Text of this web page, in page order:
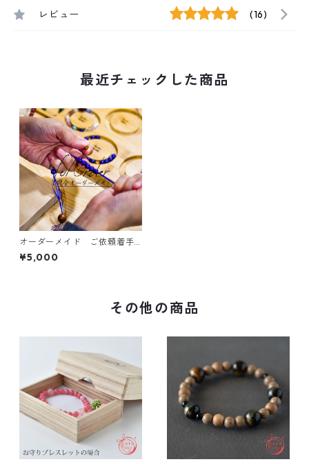
レビュー (16)
最近チェックした商品
オーダーメイド ご依頼着手
金 お守りブレスレット
¥5,000
その他の商品